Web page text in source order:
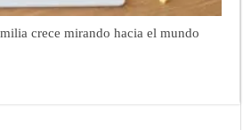
crece mirando hacia el mundo